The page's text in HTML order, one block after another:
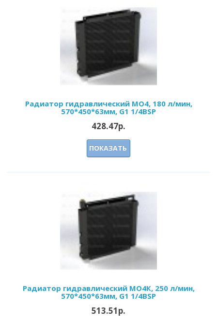
Радиатор гидравлический МО4, 180 л/мин,
570*450*63мм, G1 1/4BSP
428.47р.
ПОКАЗАТЬ
Радиатор гидравлический МО4К, 250 л/мин,
570*450*63мм, G1 1/4BSP
513.51р.